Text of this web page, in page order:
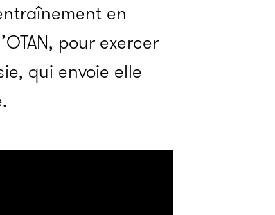
en
pour exercer
qui envoie elle